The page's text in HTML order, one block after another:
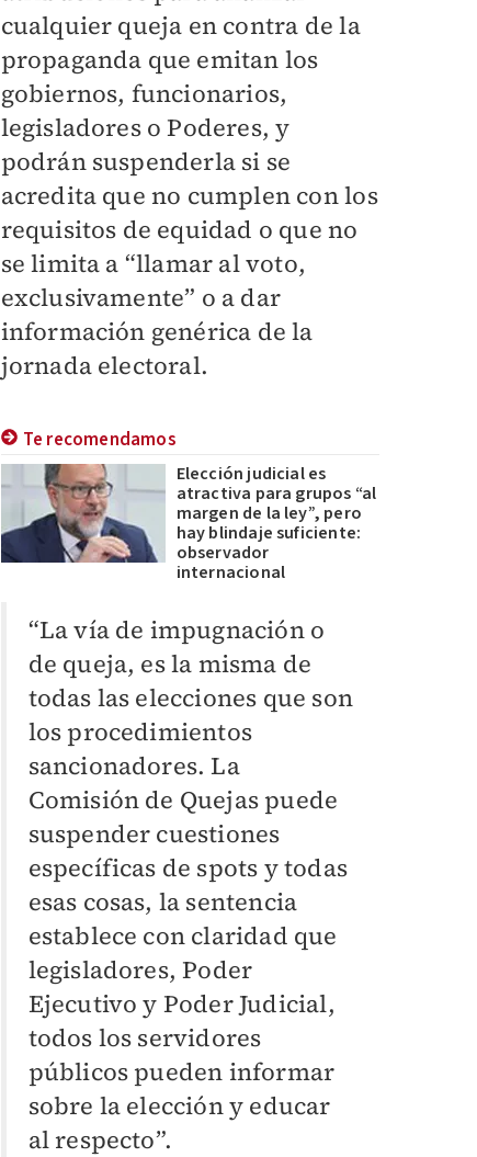
cualquier queja en contra de la
propaganda que emitan los
gobiernos, funcionarios,
legisladores o Poderes, y
podrán suspenderla si se
acredita que no cumplen con los
requisitos de equidad o que no
se limita a “llamar al voto,
exclusivamente” o a dar
información genérica de la
jornada electoral.
Te recomendamos
Elección judicial es
atractiva para grupos “al
margen de la ley”, pero
hay blindaje suficiente:
observador
internacional
“La vía de impugnación o
de queja, es la misma de
todas las elecciones que son
los procedimientos
sancionadores. La
Comisión de Quejas puede
suspender cuestiones
específicas de spots y todas
esas cosas, la sentencia
establece con claridad que
legisladores, Poder
Ejecutivo y Poder Judicial,
todos los servidores
públicos pueden informar
sobre la elección y educar
al respecto”.